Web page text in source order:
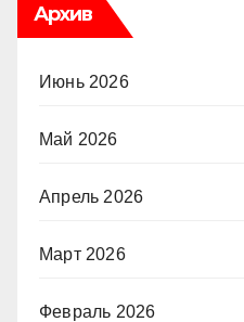
Архив
Июнь 2026
Май 2026
Апрель 2026
Март 2026
Февраль 2026